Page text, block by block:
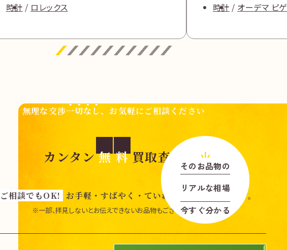
時計 ロレックス 時計 オーデマ ピゲ
無理な交渉一切なし、お気軽にご相談ください
そのお品物の
リアルな相場
今すぐ分かる
カンタン 無 料 買取査定
相談でもOK! お手軽・すばやく・ていねいに査定いたします。
※一部、拝見しないとお伝えできないお品物もございます。